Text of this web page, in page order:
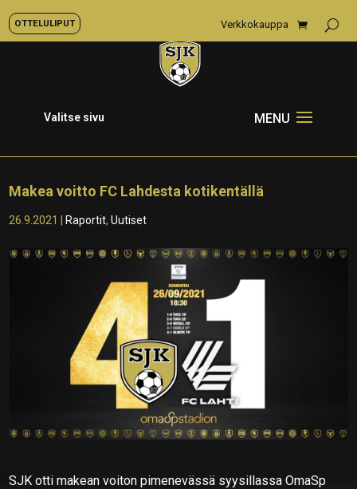
OTTELULIPUT Verkkokauppa
Valitse sivu
Makea voitto FC Lahdesta kotikentällä
26.9.2021 Raportit,Uutiset
SJK otti makean voiton pimenevässä syysillassa OmaSp